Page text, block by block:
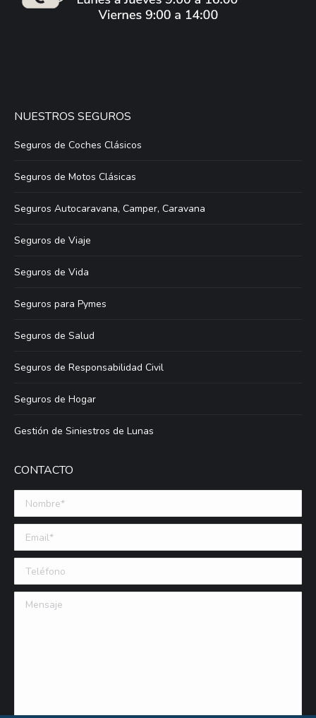
NUESTROS SEGUROS
Seguros de Coches Clásicos
Seguros de Motos Clásicas
Seguros Autocaravana, Camper, Caravana
Seguros de Viaje
Seguros de Vida
Seguros para Pymes
Seguros de Salud
Seguros de Responsabilidad Civil
Seguros de Hogar
Gestión de Siniestros de Lunas
CONTACTO
Nombre *
Email (requerido)
Teléfono
Mensaje